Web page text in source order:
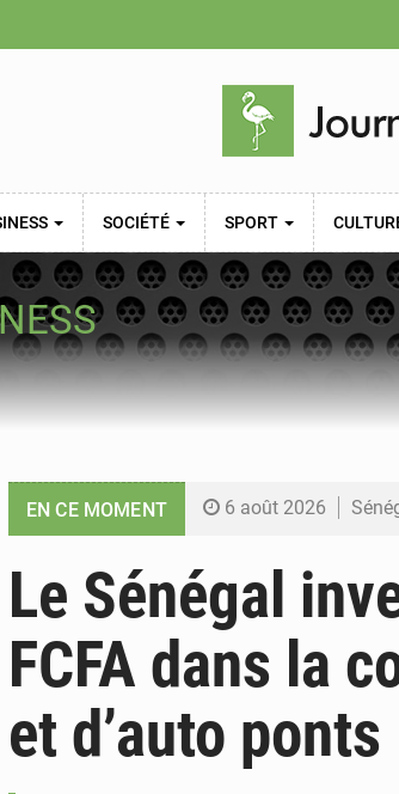
SOCIÉTÉ SPORT
EN CE MOMENT 6 août 2026 Sénégal :
5 août 2026 Sénégal :
5 août 2026
5 août 2026 Sénégal
Le Sénégal
FCFA dans la
et d’auto ponts